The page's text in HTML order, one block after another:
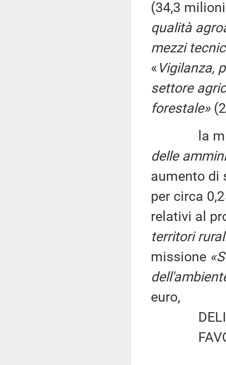
(34,3
qualità
mezzi
«Vigilanza,
settore
forestale»
la
delle
aumento di
per circa
relativi al
territori
missione
euro,